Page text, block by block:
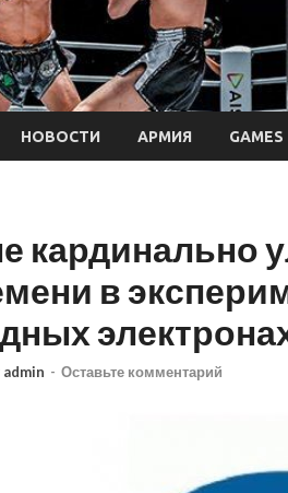
НОВОСТИ АРМИЯ GAMES
кардинально
в
admin - Оставьте комментарий